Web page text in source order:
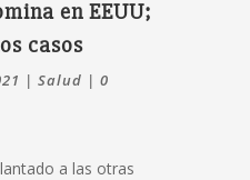
en EEUU;
casos
| Salud | 0
a las otras